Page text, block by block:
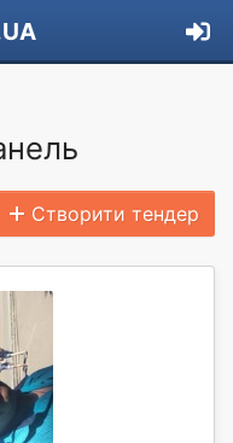
Створити тендер